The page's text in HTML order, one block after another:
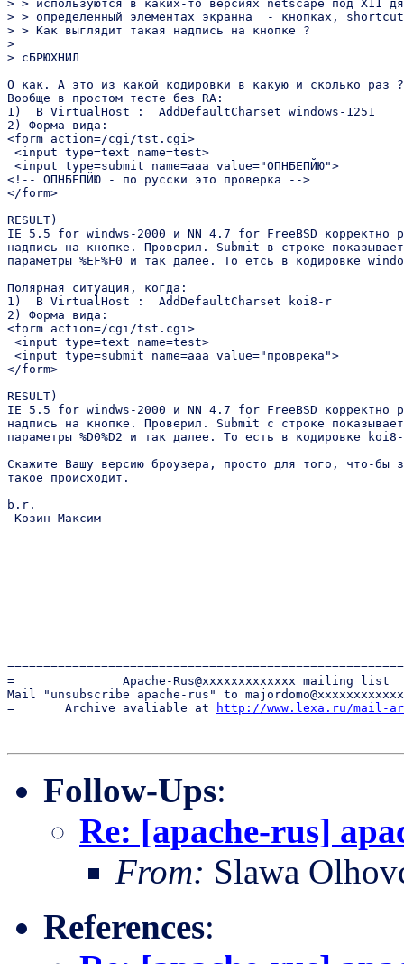
> > используются в каких-то версиях netscape под X11
> > определенный элементах экранна  - кнопках,
> > Как выглядит такая надпись на кнопке ?
>
> сБРЮХНИЛ
О как. А это из какой кодировки в какую и сколько раз ?
Вообще в простом тесте без RA:
1)  В VirtualHost :  AddDefaultCharset windows-1251
2) Форма вида:
<form action=/cgi/tst.cgi>
<input type=text name=test>
<input type=submit name=aaa value="ОПНБЕПЙЮ">
<!-- ОПНБЕПЙЮ - по русски это проверка -->
</form>
RESULT)
IE 5.5 for windws-2000 и NN 4.7 for FreeBSD корректно
надпись на кнопке. Проверил. Submit в строке показывает
параметры %EF%F0 и так далее. То етсь в кодировке
Полярная ситуация, когда:
1)  В VirtualHost :  AddDefaultCharset koi8-r
2) Форма вида:
<form action=/cgi/tst.cgi>
<input type=text name=test>
<input type=submit name=aaa value="проврека">
</form>
RESULT)
IE 5.5 for windws-2000 и NN 4.7 for FreeBSD корректно
надпись на кнопке. Проверил. Submit с строке показывает
параметры %D0%D2 и так далее. То есть в кодировке
Скажите Вашу версию броузера, просто для того, что-бы
такое происходит.
b.r.
Козин Максим
=               Apache-Rus@xxxxxxxxxxxxx
Mail "unsubscribe apache-rus" to
=       Archive avaliable at
http://www.lexa.ru/mail-
Follow-Ups:
Re: [apache-rus]
From: Slawa
References: